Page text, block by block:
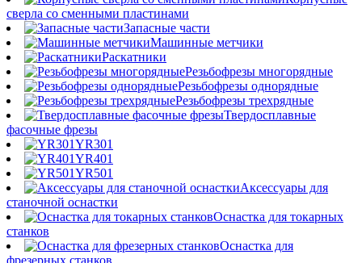
сверла со сменными пластинами
Запасные части
Машинные метчики
Раскатники
Резьбофрезы многорядные
Резьбофрезы однорядные
Резьбофрезы трехрядные
Твердосплавные
фасочные фрезы
YR301
YR401
YR501
Аксессуары для
станочной оснастки
Оснастка для токарных
станков
Оснастка для
фрезерных станков